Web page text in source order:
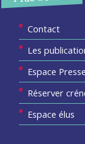
Contact
Les
Espace Presse
Réserver
Espace élus